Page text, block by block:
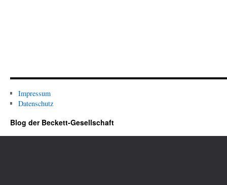
Impressum
Datenschutz
Blog der Beckett-Gesellschaft